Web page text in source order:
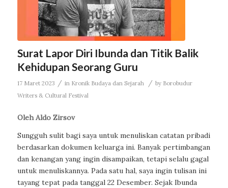
Surat Lapor Diri Ibunda dan Titik Balik
Kehidupan Seorang Guru
17 Maret 2023 / in Kronik Budaya dan Sejarah / by Borobudur
Writers & Cultural Festival
Oleh Aldo Zirsov
Sungguh sulit bagi saya untuk menuliskan catatan pribadi
berdasarkan dokumen keluarga ini. Banyak pertimbangan
dan kenangan yang ingin disampaikan, tetapi selalu gagal
untuk menuliskannya. Pada satu hal, saya ingin tulisan ini
tayang tepat pada tanggal 22 Desember. Sejak Ibunda